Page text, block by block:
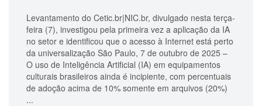
Levantamento do Cetic.br|NIC.br, divulgado nesta terça-
feira (7), investigou pela primeira vez a aplicação da IA
no setor e identificou que o acesso à Internet está perto
da universalização São Paulo, 7 de outubro de 2025 –
O uso de Inteligência Artificial (IA) em equipamentos
culturais brasileiros ainda é incipiente, com percentuais
de adoção acima de 10% somente em arquivos (20%)
...